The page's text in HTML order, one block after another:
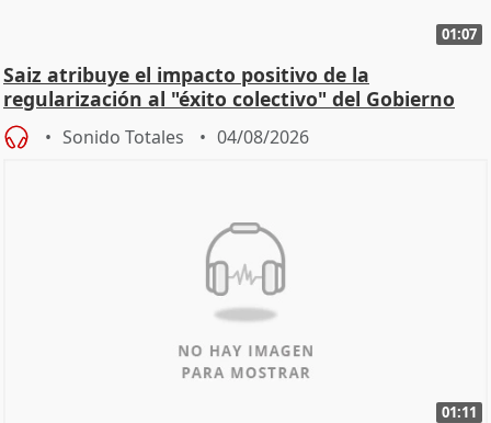
01:07
Saiz atribuye el impacto positivo de la
regularización al "éxito colectivo" del Gobierno
Sonido Totales 04/08/2026
01:11